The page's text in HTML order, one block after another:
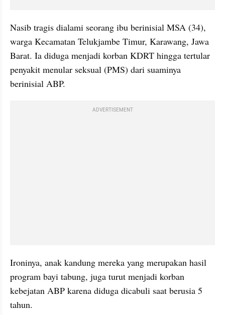
Nasib tragis dialami seorang ibu berinisial MSA (34),
warga Kecamatan Telukjambe Timur, Karawang, Jawa
Barat. Ia diduga menjadi korban KDRT hingga tertular
penyakit menular seksual (PMS) dari suaminya
berinisial ABP.
ADVERTISEMENT
Ironinya, anak kandung mereka yang merupakan hasil
program bayi tabung, juga turut menjadi korban
kebejatan ABP karena diduga dicabuli saat berusia 5
tahun.